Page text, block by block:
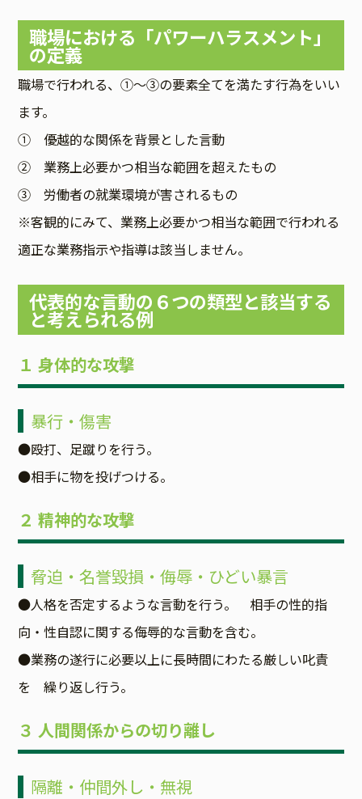
職場における「パワーハラスメント」
の定義
職場で行われる、①～③の要素全てを満たす行為をいい
ます。
① 優越的な関係を背景とした言動
② 業務上必要かつ相当な範囲を超えたもの
③ 労働者の就業環境が害されるもの
※客観的にみて、業務上必要かつ相当な範囲で行われる
適正な業務指示や指導は該当しません。
代表的な言動の６つの類型と該当する
と考えられる例
１ 身体的な攻撃
暴行・傷害
●殴打、足蹴りを行う。
●相手に物を投げつける。
２ 精神的な攻撃
脅迫・名誉毀損・侮辱・ひどい暴言
●人格を否定するような言動を行う。 相手の性的指
向・性自認に関する侮辱的な言動を含む。
●業務の遂行に必要以上に長時間にわたる厳しい叱責
を 繰り返し行う。
３ 人間関係からの切り離し
隔離・仲間外し・無視